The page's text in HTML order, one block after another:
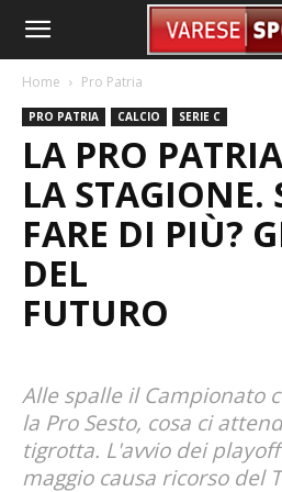
Home Pro Patria
PRO PATRIA CALCIO SERIE C
LA PRO
LA STAGIONE.
FARE DI PIÙ?
DEL
Alle spalle il Campionato
la Pro Sesto, cosa ci
tigrotta. L'avvio dei
maggio causa ricorso del